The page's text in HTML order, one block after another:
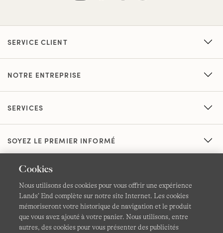
SERVICE CLIENT
NOTRE ENTREPRISE
SERVICES
SOYEZ LE PREMIER INFORMÉ
CGV Confidentialité et sécurité
Cookies
Nous utilisons des cookies pour vous offrir une expérience
Lands’ End complète sur notre site Internet. Les cookies
mémoriseront votre historique de navigation et le produit
que vous avez ajouté à votre panier. Nous utilisons, entre
autres, des cookies pour vous présenter des publicités